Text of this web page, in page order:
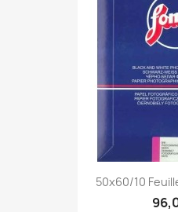
50x60/10